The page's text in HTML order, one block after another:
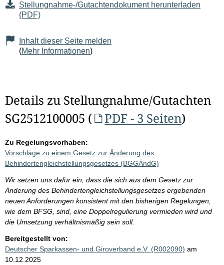
Stellungnahme-/Gutachtendokument herunterladen
(PDF)
Inhalt dieser Seite melden
(Mehr Informationen)
Details zu Stellungnahme/Gutachten
SG2512100005 (
PDF - 3 Seiten)
Zu Regelungsvorhaben:
Vorschläge zu einem Gesetz zur Änderung des
Behindertengleichstellungsgesetzes (BGGÄndG)
Wir setzen uns dafür ein, dass die sich aus dem Gesetz zur
Änderung des Behindertengleichstellungsgesetzes ergebenden
neuen Anforderungen konsistent mit den bisherigen Regelungen,
wie dem BFSG, sind, eine Doppelregulierung vermieden wird und
die Umsetzung verhältnismäßig sein soll.
Bereitgestellt von:
Deutscher Sparkassen- und Giroverband e.V. (R002090) am
10.12.2025